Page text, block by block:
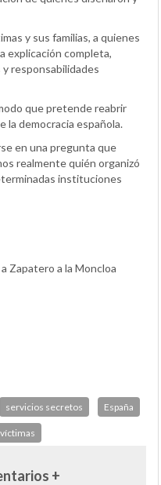
y sus familias, a quienes
explicación completa,
responsabilidades
que pretende reabrir
la democracia española.
en una pregunta que
realmente quién organizó
instituciones
Zapatero a la Moncloa
servicios secretos España
víctimas
+